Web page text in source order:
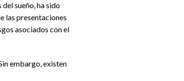
sueño, ha sido
las presentaciones
asociados con el
embargo, existen